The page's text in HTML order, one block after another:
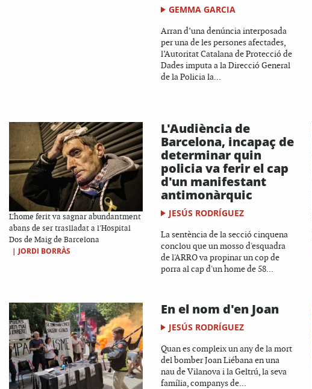
GEMMA GARCIA
Arran d’una denúncia interposada
per una de les persones afectades,
l’Autoritat Catalana de Protecció de
Dades imputa a la Direcció General
de la Policia la...
L'home ferit va sagnar abundantment
abans de ser traslladat a l'Hospital
Dos de Maig de Barcelona
| JORDI BORRÀS
L'Audiència de
Barcelona, incapaç de
determinar quin
policia va ferir el cap
d'un manifestant
antimonàrquic
JESÚS RODRÍGUEZ
La sentència de la secció cinquena
conclou que un mosso d'esquadra
de l'ARRO va propinar un cop de
porra al cap d'un home de 58...
En el nom d'en Joan
JESÚS RODRÍGUEZ
Quan es compleix un any de la mort
del bomber Joan Liébana en una
nau de Vilanova i la Geltrú, la seva
família, companys de...